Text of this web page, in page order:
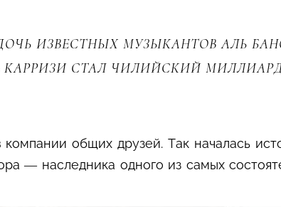
ИЗВЕСТНЫХ МУЗЫКАНТОВ АЛЬ
СТАЛ ЧИЛИЙСКИЙ
общих друзей. Так началась
— наследника одного из самых